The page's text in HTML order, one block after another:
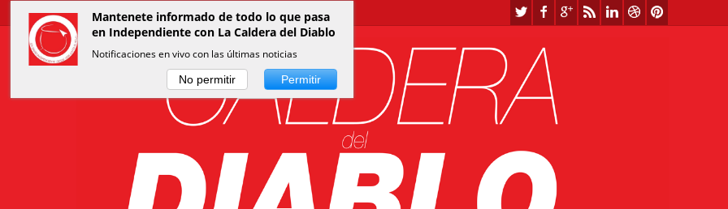
Mantenete informado de todo lo que pasa
en Independiente con La Caldera del Diablo
Notificaciones en vivo con las últimas noticias
No permitir Permitir